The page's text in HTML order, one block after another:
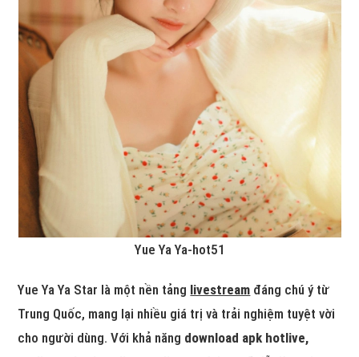
Yue Ya Ya-hot51
Yue Ya Ya Star là một nền tảng livestream đáng chú ý từ
Trung Quốc, mang lại nhiều giá trị và trải nghiệm tuyệt vời
cho người dùng. Với khả năng download apk hotlive,